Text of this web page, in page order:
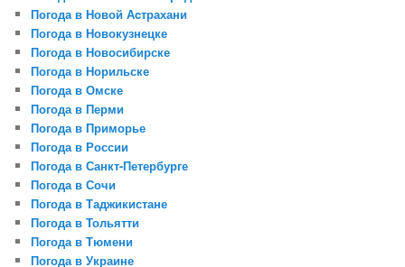
Погода в Новой Аcтрахани
Погода в Новокузнецке
Погода в Новосибирске
Погода в Норильске
Погода в Омске
Погода в Перми
Погода в Приморье
Погода в России
Погода в Санкт-Петербурге
Погода в Сочи
Погода в Таджикистане
Погода в Тольятти
Погода в Тюмени
Погода в Украине